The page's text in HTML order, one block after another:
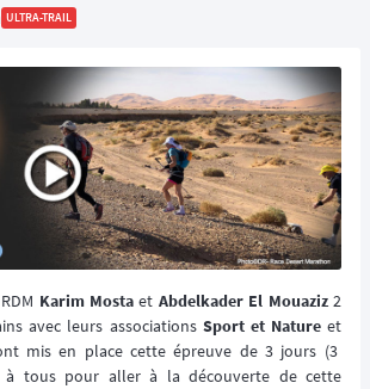
ULTRA-TRAIL
Karim Mosta et Abdelkader El Mouaziz2
avec leurs associations Sport et Natureet
mis en place cette épreuve de 3 jours (3
à tous pour aller à la découverte de cette